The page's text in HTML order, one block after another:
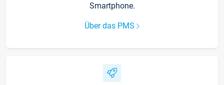
Smartphone.
Über das PMS